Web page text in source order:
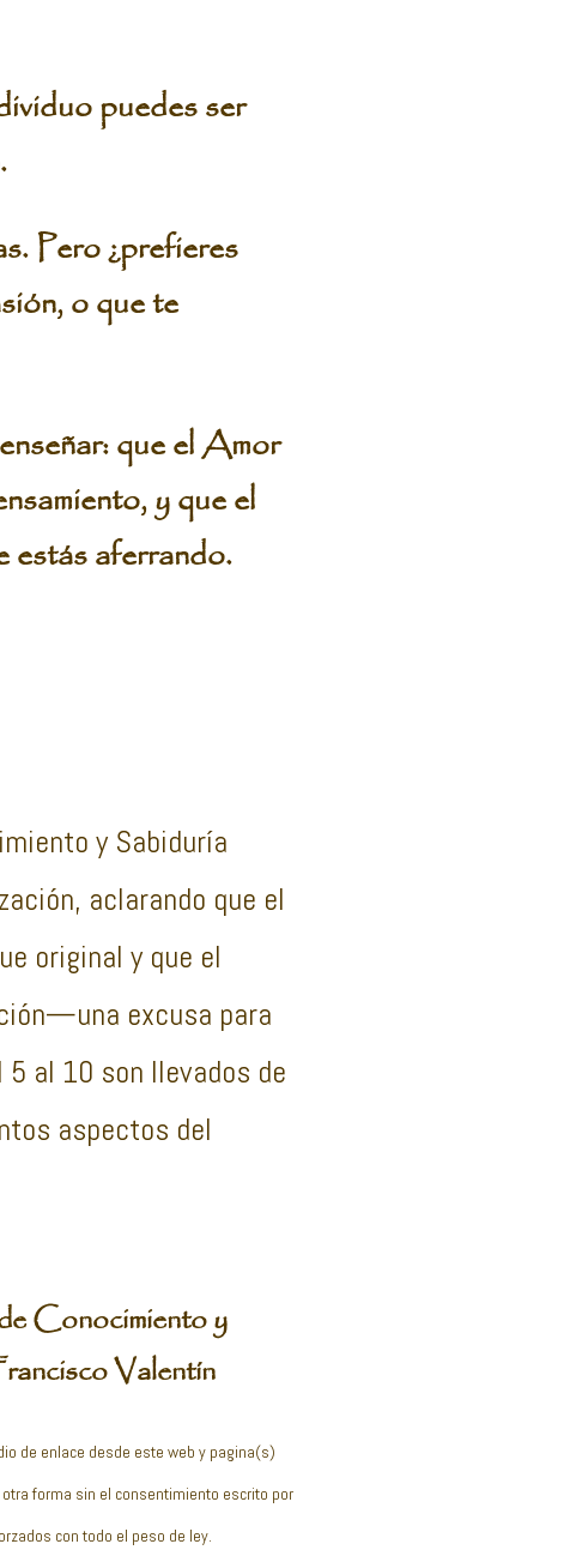
puedes ser
Pero ¿prefieres
o que te
que el Amor
y que el
estás aferrando.
y Sabiduría
aclarando que el
original y que el
excusa para
al 10 son llevados de
aspectos del
Conocimiento y
Valentín
de enlace desde este web y pagina(s)
forma sin el consentimiento escrito por
con todo el peso de ley.